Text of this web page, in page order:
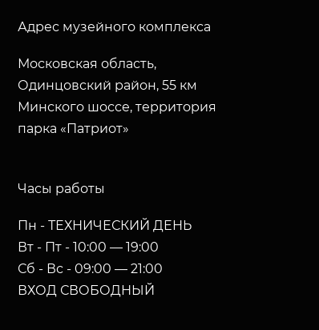
Адрес музейного комплекса
Московская область,
Одинцовский район, 55 км
Минского шоссе, территория
парка «Патриот»
Часы работы
Пн - ТЕХНИЧЕСКИЙ ДЕНЬ
Вт - Пт - 10:00 — 19:00
Сб - Вс - 09:00 — 21:00
ВХОД СВОБОДНЫЙ